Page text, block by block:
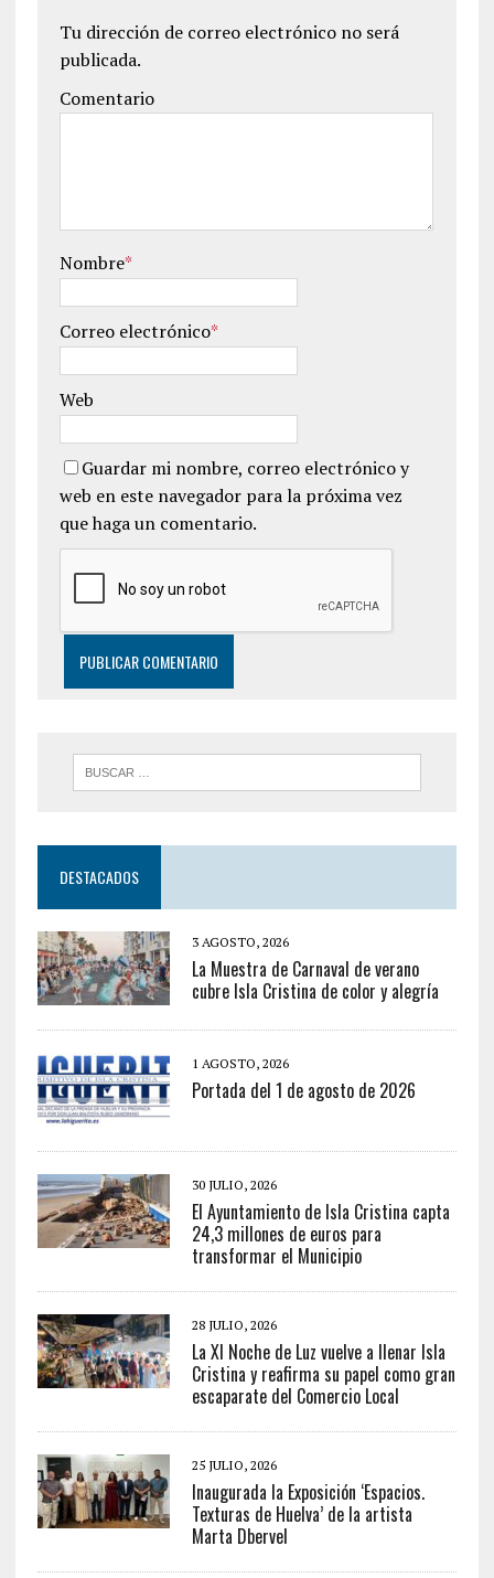
Tu dirección de correo electrónico no será
publicada.
Comentario
Nombre*
Correo electrónico*
Web
Guardar mi nombre, correo electrónico y
web en este navegador para la próxima vez
que haga un comentario.
DESTACADOS
3 AGOSTO, 2026
La Muestra de Carnaval de verano
cubre Isla Cristina de color y alegría
1 AGOSTO, 2026
Portada del 1 de agosto de 2026
30 JULIO, 2026
El Ayuntamiento de Isla Cristina capta
24,3 millones de euros para
transformar el Municipio
28 JULIO, 2026
La XI Noche de Luz vuelve a llenar Isla
Cristina y reafirma su papel como gran
escaparate del Comercio Local
25 JULIO, 2026
Inaugurada la Exposición ‘Espacios.
Texturas de Huelva’ de la artista
Marta Dbervel